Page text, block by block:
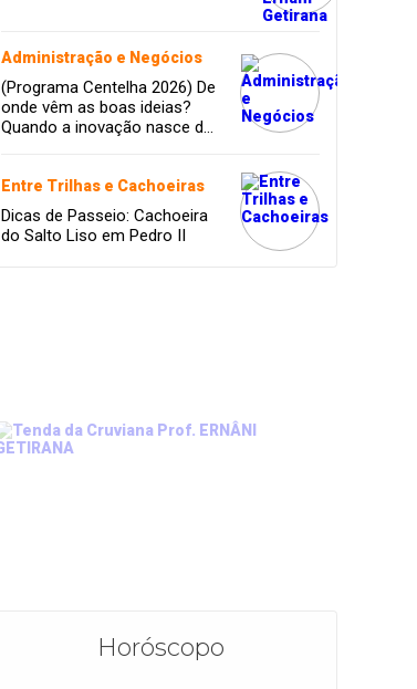
Administração e Negócios
(Programa Centelha 2026) De
onde vêm as boas ideias?
Quando a inovação nasce da
Entre Trilhas e Cachoeiras
Dicas de Passeio: Cachoeira
do Salto Liso em Pedro II
Horóscopo